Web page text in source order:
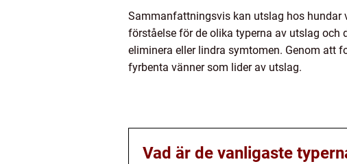
Sammanfattningsvis kan utslag hos hundar
förståelse för de olika typerna av utslag och
eliminera eller lindra symtomen. Genom att
fyrbenta vänner som lider av utslag.
Vad är de vanligaste